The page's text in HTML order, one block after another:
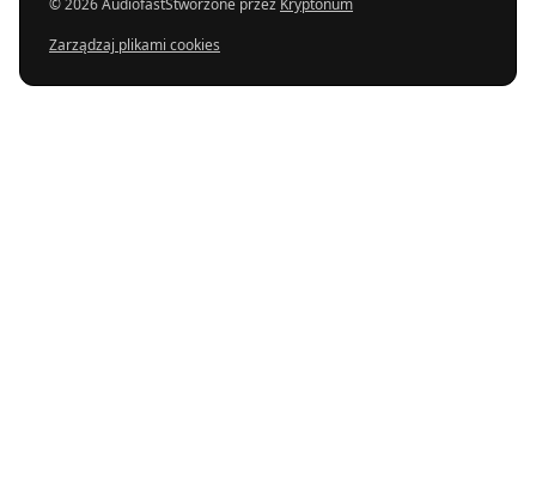
© 2026 AudiofastStworzone przez Kryptonum
Zarządzaj plikami cookies